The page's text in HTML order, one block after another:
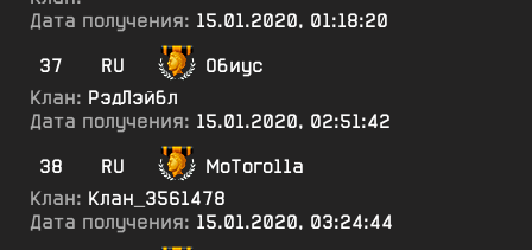
Дата получения: 15.01.2020, 01:18:20
37
RU
Обиус
Клан: РэдЛэйбл
Дата получения: 15.01.2020, 02:51:42
38
RU
МоТого11а
Клан: Клан_3561478
Дата получения: 15.01.2020, 03:24:44